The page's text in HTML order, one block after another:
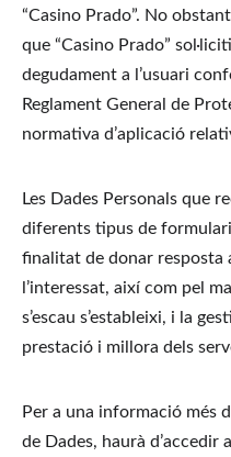
“Casino Prado”. No
que “Casino Prado”
degudament a l’usuari
Reglament General de
normativa d’aplicació
Les Dades Personals que
diferents tipus de
finalitat de donar resposta
l’interessat, així com pel
s’escau s’estableixi, i la
prestació i millora dels
Per a una informació més
de Dades, haurà d’accedir